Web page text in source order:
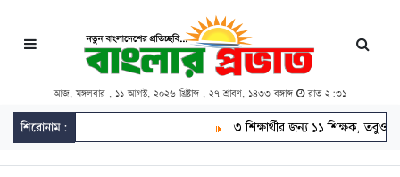
আজ, মঙ্গলবার , ১১ আগস্ট, ২০২৬ খ্রিষ্টাব্দ , ২৭ শ্রাবণ, ১৪৩৩ বঙ্গাব্দ রাত ২:৩১
শিরোনাম: ৩ শিক্ষার্থীর জন্য ১১ শিক্ষক, তবুও কেউ